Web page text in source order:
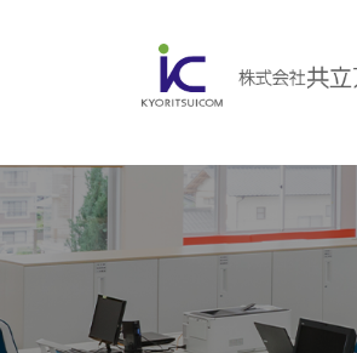
会社案内
Web制作・ホー
WEB
ホームページ制作・運営
ランディングページ制